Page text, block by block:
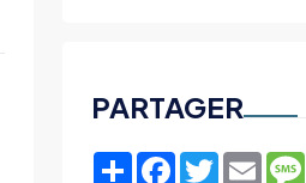
PARTAGER
ShareFacebook
TwitterEmail